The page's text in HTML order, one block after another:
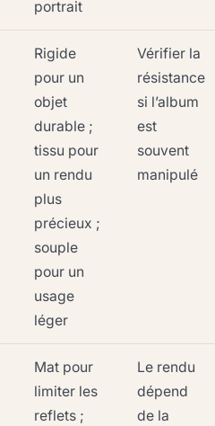
portrait
Rigide
pour un
objet
durable ;
tissu pour
un rendu
plus
précieux ;
souple
pour un
usage
léger
Vérifier la
résistance
si l’album
est
souvent
manipulé
Mat pour
limiter les
reflets ;
Le rendu
dépend
de la